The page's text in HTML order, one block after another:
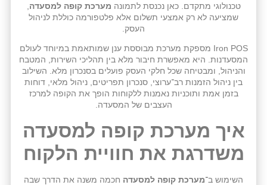
טכנולוגי מתקדם. כאן נכנסת לתמונה מערכת קופה למסעדה
שמציעה לא רק אמצעי תשלום אלא פלטפורמה כוללת לניהול
העסק.
Iron POS מספקת מערכת מבוססת ענן שמותאמת במיוחד לעולם
המסעדנות. היא מאפשרת חיבור מלא בין תהליכי השירות, המטבח
והניהול, ומבטיחה שכל חלקי העסק פועלים בסנכרון מלא. השילוב
בין ניהול הזמנות רב־ערוצי, סנכרון תפריטים, ניהול מלאי, דוחות
בזמן אמת ותוכניות נאמנות ללקוחות הופך את הקופה למרכז
העצבים של המסעדה.
איך מערכת קופה למסעדה
משדרגת את חוויית הלקוח
השימוש ב־מערכת קופה למסעדה חכמה משנה את הדרך שבה